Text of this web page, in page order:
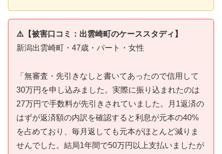
⚠️【被害口コミ：出雲崎町のケーススタディ】
新潟出雲崎町・47歳・パート・女性
「無審査・先引きなしと書いてあったので信用して
30万円を申し込みました。実際に振り込まれたのは
27万円で手数料が先引きされていました。月1返済の
はずが返済額の内訳を確認すると利息が元本の40%
を占めており、毎月返しても元本がほとんど減りま
せんでした。結局1年間で50万円以上支払いましたが